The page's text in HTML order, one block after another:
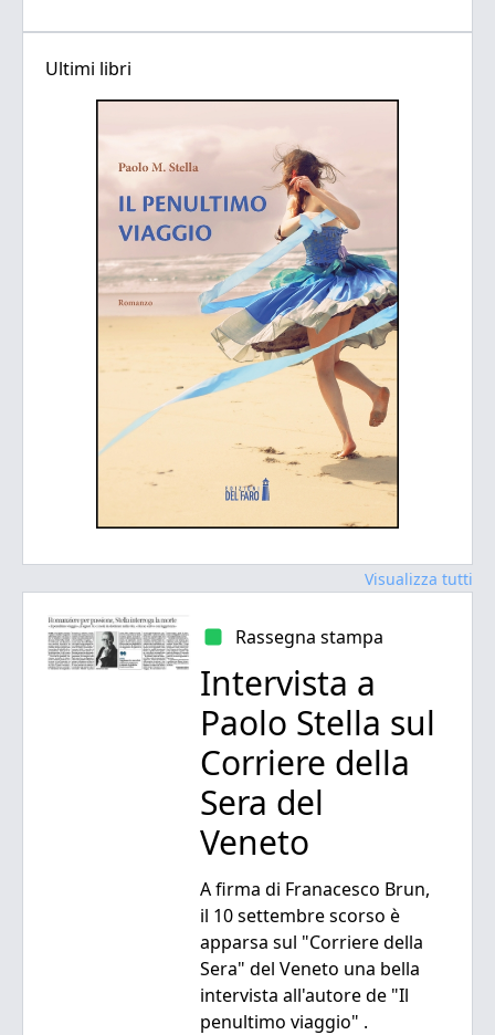
Ultimi libri
Visualizza tutti
Rassegna stampa
Intervista a
Paolo Stella sul
Corriere della
Sera del
Veneto
A firma di Franacesco Brun,
il 10 settembre scorso è
apparsa sul "Corriere della
Sera" del Veneto una bella
intervista all'autore de "Il
penultimo viaggio" .